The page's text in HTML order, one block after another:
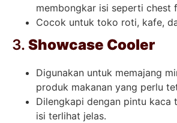
membongkar isi seperti chest
Cocok untuk toko roti, kafe,
3. Showcase Cooler
Digunakan untuk memajang
produk makanan yang perlu
Dilengkapi dengan pintu kaca
isi terlihat jelas.